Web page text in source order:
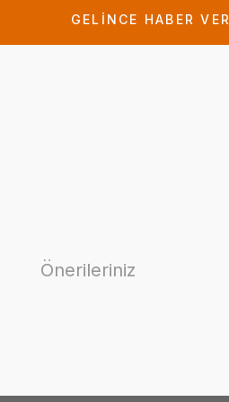
GELİNCE HABER VER
Önerileriniz